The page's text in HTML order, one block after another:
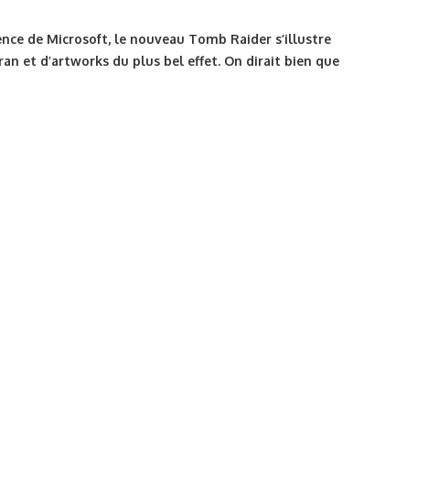
de Microsoft, le nouveau Tomb Raider s’illustre
et d’artworks du plus bel effet. On dirait bien que